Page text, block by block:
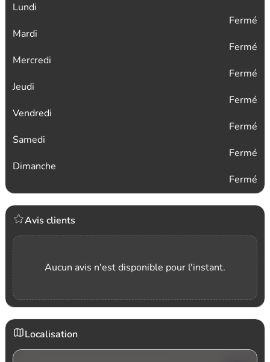
Lundi
Fermé
Mardi
Fermé
Mercredi
Fermé
Jeudi
Fermé
Vendredi
Fermé
Samedi
Fermé
Dimanche
Fermé
Avis clients
Aucun avis n'est disponible pour l'instant.
Localisation